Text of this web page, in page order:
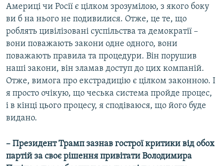
Америці чи Росії є цілком зрозумілою, з якого боку
ви б на нього не подивилися. Отже, це те, що
роблять цивілізовані суспільства та демократії –
вони поважають закони одне одного, вони
поважають правила та процедури. Він порушив
наші закони, він зламав доступ до цих компаній.
Отже, вимога про екстрадицію є цілком законною. І
я просто очікую, що чеська система пройде процес,
і в кінці цього процесу, я сподіваюся, що його буде
видано.
– Президент Трамп зазнав гострої критики від обох
партій за своє рішення привітати Володимира